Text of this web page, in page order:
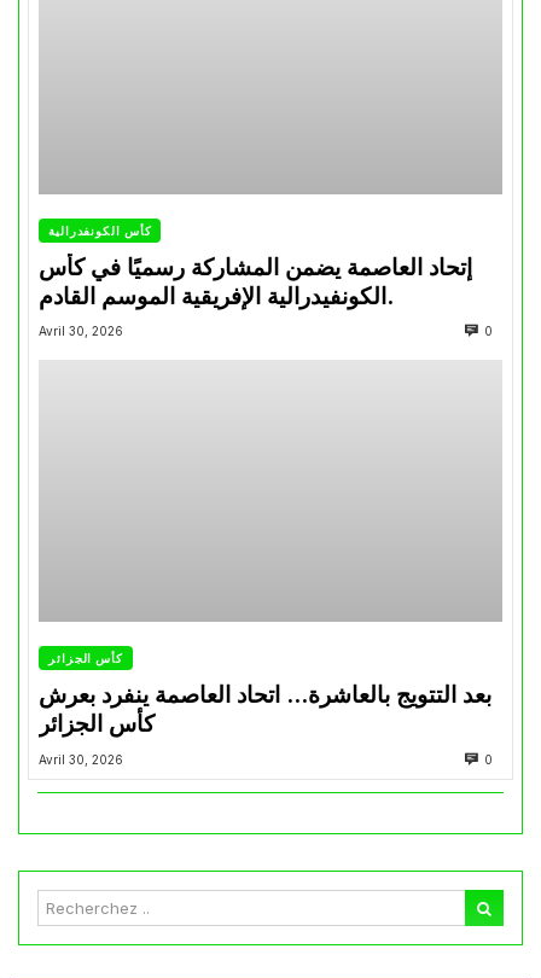
كأس الكونفدرالية
إتحاد العاصمة يضمن المشاركة رسميًا في كأس
الكونفيدرالية الإفريقية الموسم القادم.
Avril 30, 2026 0
كأس الجزائر
بعد التتويج بالعاشرة… اتحاد العاصمة ينفرد بعرش
كأس الجزائر
Avril 30, 2026 0